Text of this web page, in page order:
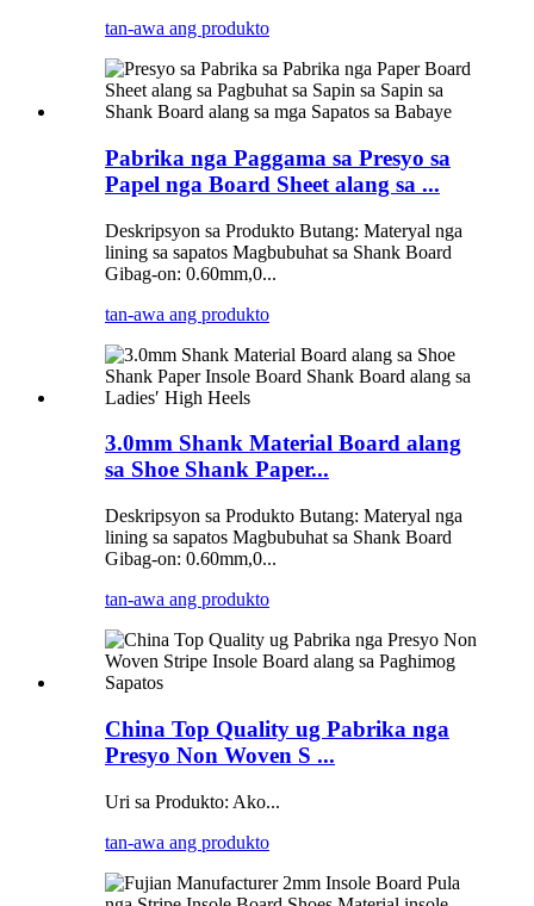
tan-awa ang produkto
Pabrika nga Paggama sa Presyo sa
Papel nga Board Sheet alang sa ...
Deskripsyon sa Produkto Butang: Materyal nga
lining sa sapatos Magbubuhat sa Shank Board
Gibag-on: 0.60mm,0...
tan-awa ang produkto
3.0mm Shank Material Board alang
sa Shoe Shank Paper...
Deskripsyon sa Produkto Butang: Materyal nga
lining sa sapatos Magbubuhat sa Shank Board
Gibag-on: 0.60mm,0...
tan-awa ang produkto
China Top Quality ug Pabrika nga
Presyo Non Woven S ...
Uri sa Produkto: Ako...
tan-awa ang produkto